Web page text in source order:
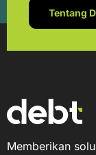
Tentang
Memberikan